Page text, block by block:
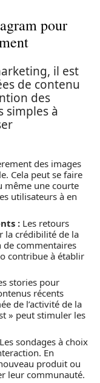
pour
il est
de contenu
des
simples à
des images
Cela peut se faire
même une courte
utilisateurs à en
: Les retours
la crédibilité de la
de commentaires
contribue à établir
stories pour
récents
de l’activité de la
» peut stimuler les
Les sondages à choix
En
produit ou
leur communauté.